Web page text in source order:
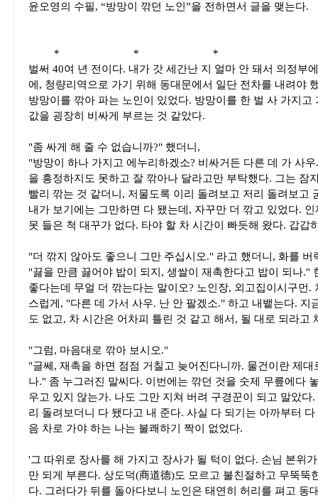
윤오영의 수필, “방망이 깎던 노인”을 전하면서 글을 맺는다.
* * *
벌써 40여 년 전이다. 내가 갓 세간난 지 얼마 안 돼서 의정부
에, 청량리역으로 가기 위해 동대문에서 일단 전차를 내려야
방망이를 깎아 파는 노인이 있었다. 방망이를 한 벌 사 가지고
값을 굉장히 비싸게 부르는 것 같았다.
"좀 싸게 해 줄 수 없습니까?" 했더니,
"방망이 하나 가지고 에누리하겠소? 비싸거든 다른 데 가 사
을 흥정하지도 못하고 잘 깎아나 달라고만 부탁했다. 그는 잠
빨리 깎는 것 같더니, 저물도록 이리 돌려보고 저리 돌려보고
내가 보기에는 그만하면 다 됐는데, 자꾸만 더 깎고 있었다.
못 들은 척 대꾸가 없다. 타야 할 차 시간이 빠듯해 왔다. 갑갑
"더 깎지 않아도 좋으니 그만 주십시오." 라고 했더니, 화를 버
"끓을 만큼 끓어야 밥이 되지, 생쌀이 재촉한다고 밥이 되나."
좋다는데 무얼 더 깎는다는 말이오? 노인장, 외고집이시구먼
스럽게, "다른 데 가서 사우. 난 안 팔겠소." 하고 내뱉는다. 지
도 없고, 차 시간은 어차피 틀린 것 같고 해서, 될 대로 되라고
"그럼, 마음대로 깎아 보시오."
"글쎄, 재촉을 하면 점점 거칠고 늦어진다니까. 물건이란 제
나." 좀 누그러진 말씨다. 이번에는 깎던 것을 숫제 무릎에다
우고 있지 않는가. 나도 그만 지쳐 버려 구경꾼이 되고 말았
리 돌려보더니 다 됐다고 내 준다. 사실 다 되기는 아까부터
음 차로 가야 하는 나는 불쾌하기 짝이 없었다.
'그 따위로 장사를 해 가지고 장사가 될 턱이 없다. 손님 본위
만 되게 부른다. 상도덕(商道德)도 모르고 불친절하고 무뚝뚝
다. 그러다가 뒤를 돌아다보니 노인은 태연히 허리를 펴고 동